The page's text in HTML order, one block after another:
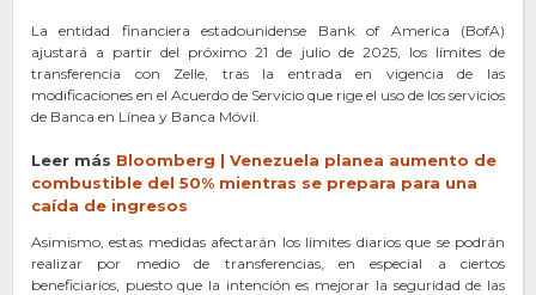
La entidad financiera estadounidense Bank of America (BofA)
ajustará a partir del próximo 21 de julio de 2025, los límites de
transferencia con Zelle, tras la entrada en vigencia de las
modificaciones en el Acuerdo de Servicio que rige el uso de los servicios
de Banca en Línea y Banca Móvil.
Leer más Bloomberg | Venezuela planea aumento de
combustible del 50% mientras se prepara para una
caída de ingresos
Asimismo, estas medidas afectarán los límites diarios que se podrán
realizar por medio de transferencias, en especial a ciertos
beneficiarios, puesto que la intención es mejorar la seguridad de las